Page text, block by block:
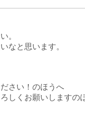
。
なと思います。
さい！のほうへ
しくお願いしますの